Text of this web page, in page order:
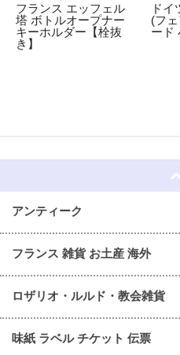
フランス エッフェル
塔 ボトルオープナー
キーホルダー【栓抜
き】
ドイ
(フ
ード
アンティーク
フランス 雑貨 お土産 海外
ロザリオ・ルルド・教会雑貨
味紙 ラベル チケット 伝票